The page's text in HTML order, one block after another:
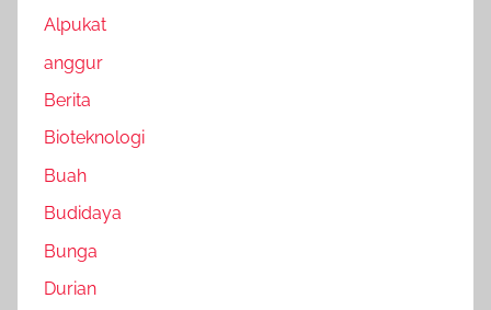
Alpukat
anggur
Berita
Bioteknologi
Buah
Budidaya
Bunga
Durian